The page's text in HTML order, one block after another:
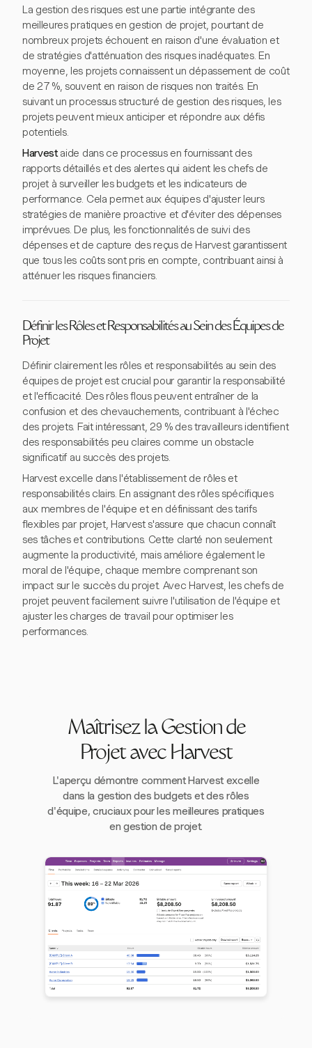
La gestion des risques est une partie intégrante des
meilleures pratiques en gestion de projet, pourtant de
nombreux projets échouent en raison d'une évaluation et
de stratégies d'atténuation des risques inadéquates. En
moyenne, les projets connaissent un dépassement de coût
de 27 %, souvent en raison de risques non traités. En
suivant un processus structuré de gestion des risques, les
projets peuvent mieux anticiper et répondre aux défis
potentiels.
Harvestaide dans ce processus en fournissant des
rapports détaillés et des alertes qui aident les chefs de
projet à surveiller les budgets et les indicateurs de
performance. Cela permet aux équipes d'ajuster leurs
stratégies de manière proactive et d'éviter des dépenses
imprévues. De plus, les fonctionnalités de suivi des
dépenses et de capture des reçus de Harvest garantissent
que tous les coûts sont pris en compte, contribuant ainsi à
atténuer les risques financiers.
Définir les Rôles et Responsabilités au Sein des Équipes de
Projet
Définir clairement les rôles et responsabilités au sein des
équipes de projet est crucial pour garantir la responsabilité
et l'efficacité. Des rôles flous peuvent entraîner de la
confusion et des chevauchements, contribuant à l'échec
des projets. Fait intéressant, 29 % des travailleurs identifient
des responsabilités peu claires comme un obstacle
significatif au succès des projets.
Harvest excelle dans l'établissement de rôles et
responsabilités clairs. En assignant des rôles spécifiques
aux membres de l'équipe et en définissant des tarifs
flexibles par projet, Harvest s'assure que chacun connaît
ses tâches et contributions. Cette clarté non seulement
augmente la productivité, mais améliore également le
moral de l'équipe, chaque membre comprenant son
impact sur le succès du projet. Avec Harvest, les chefs de
projet peuvent facilement suivre l'utilisation de l'équipe et
ajuster les charges de travail pour optimiser les
performances.
Maîtrisez la Gestion de
Projet avec Harvest
L'aperçu démontre comment Harvest excelle
dans la gestion des budgets et des rôles
d'équipe, cruciaux pour les meilleures pratiques
en gestion de projet.